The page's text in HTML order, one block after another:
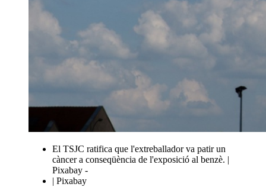
El TSJC ratifica que l'extreballador va patir un
càncer a conseqüència de l'exposició al benzè. |
Pixabay -
| Pixabay